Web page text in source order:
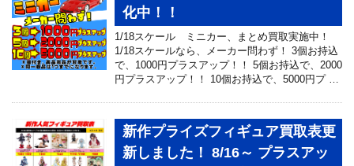
化中！！
1/18スケール ミニカー、まとめ買取実施中！
1/18スケールなら、メーカー問わず！ 3個お持込
で、1000円プラスアップ！！ 5個お持込で、2000
円プラスアップ！！ 10個お持込で、5000円プ …
新作プライズフィギュア買取表更
新しました！ 8/16～ プラスアッ